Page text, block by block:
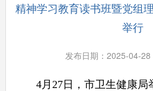
精神学习教育读书班暨党组
举行
发布日期：2025-04-
4月27日，市卫生健康局